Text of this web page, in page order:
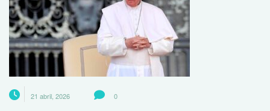
21 abril, 2026 0